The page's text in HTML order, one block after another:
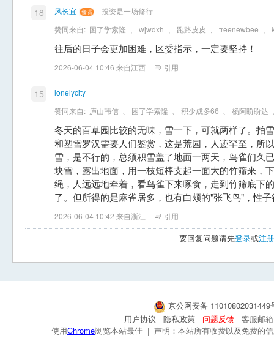
18 风长宜 - 投资是一场修行
赞同来自: 困了学索隆 wjwdxh 跑路皮皮 treenewbee
往后的日子会更加困难，区委指示，一定要坚持！
2026-06-04 10:46 来自江西 引用
15
lonelycity
赞同来自: 庐山韩信 困了学索隆 积少成多66 杨阿盼盼达
冬天的百草园比较的无味，雪一下，可就两样了。拍
和塑雪罗汉需要人们鉴赏，这是荒园，人迹罕至，所
雪，是不行的，总须积雪盖了地面一两天，鸟雀们久
块雪，露出地面，用一枝短棒支起一面大的竹筛来，
绳，人远远地牵着，看鸟雀下来啄食，走到竹筛底下
了。但所得的是麻雀居多，也有白颊的"张飞鸟"，性
2026-06-04 10:42 来自浙江 引用
要回复问题请先登录或注册
京公网安备
用户协议
隐私政策 问题反馈
客服邮
使用Chrome浏览本站最佳 | 声明：本站所有收费以及免费的